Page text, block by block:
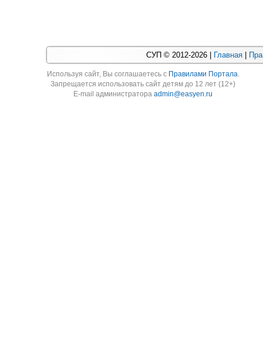
СУП © 2012-2026 | Главная
Используя cайт, Вы соглашаетесь с Правилами Портала.
Запрещается использовать сайт детям до 12 лет (12+)
E-mail администратораadmin@easyen.ru